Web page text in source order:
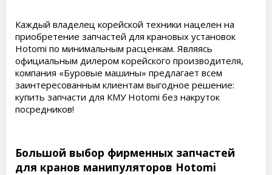
Каждый владелец корейской техники нацелен на
приобретение запчастей для крановых установок
Hotomi по минимальным расценкам. Являясь
официальным дилером корейского производителя,
компания «Буровые машины» предлагает всем
заинтересованным клиентам выгодное решение:
купить запчасти для КМУ Hotomi без накруток
посредников!
Большой выбор фирменных запчастей
для кранов манипуляторов Hotomi